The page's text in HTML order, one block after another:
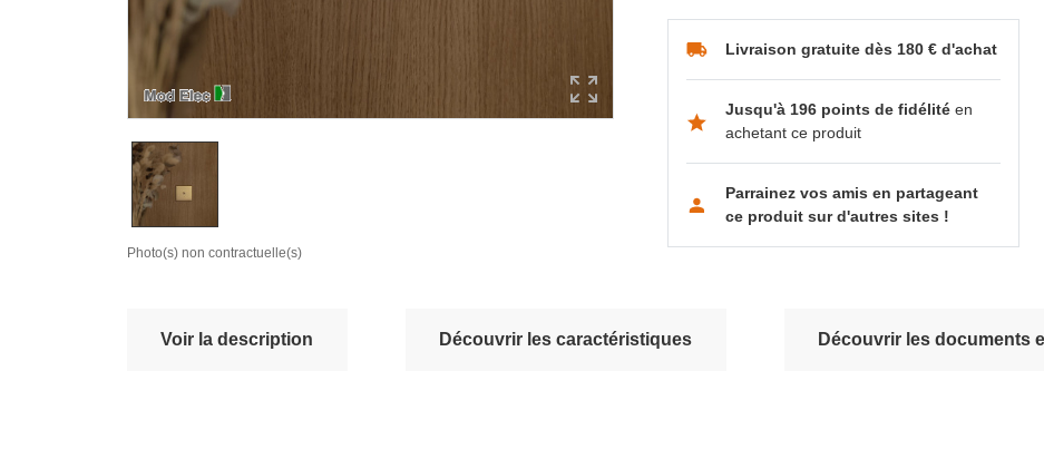
Photo(s) non contractuelle(s)
Livraison gratuite dès 180 € d'achat
Jusqu'à 196 points de fidélitéen
achetant ce produit
Parrainez vos amis en partageant
ce produit sur d'autres sites !
Voir la description Découvrir les caractéristiques Découvrir les documents